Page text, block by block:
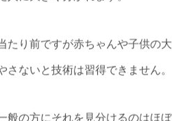
たり前ですが赤ちゃんや子供の
さないと技術は習得できません。
般の方にそれを見分けるのはほ